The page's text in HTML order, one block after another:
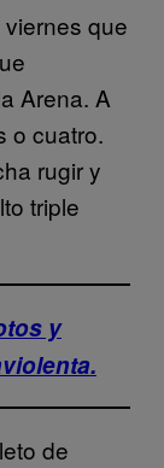
que
Arena. A
o cuatro.
rugir y
triple
y
de